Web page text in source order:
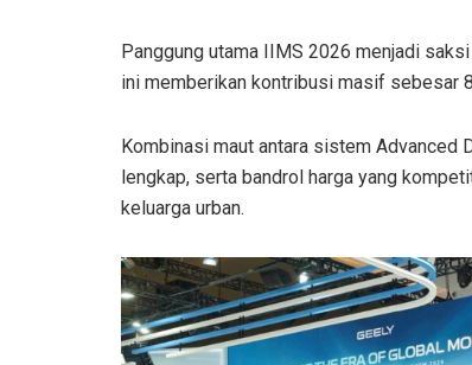
Panggung utama IIMS 2026 menjadi
ini memberikan kontribusi masif sebesar
Kombinasi maut antara sistem Advanced
lengkap, serta bandrol harga yang
keluarga urban.